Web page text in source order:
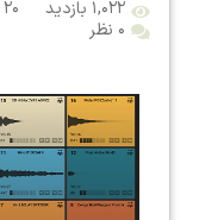
۱,۰۲۲ بازدید
۲۰ تیر ۱۴۰۳
۰ نظر